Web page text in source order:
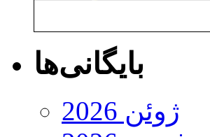
بایگانی‌ها
ژوئن 2026